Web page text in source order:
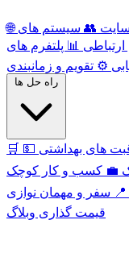
🌐 👥
ارتباطی 📊 پلتفرم های
⚙️
🛒 های بهداشتی 💵
💼 کسب و کار کوچک
📍
قیمت گذاری وبلاگ